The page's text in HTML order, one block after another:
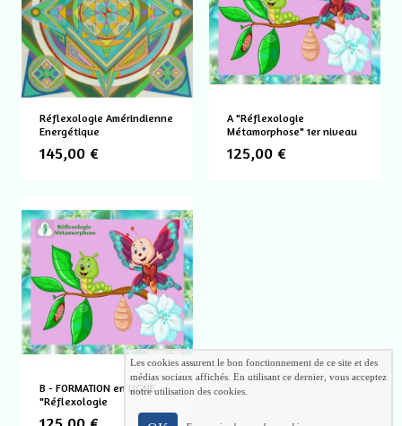
Réflexologie Amérindienne
Energétique
145,00 €
A "Réflexologie
Métamorphose" 1er niveau
125,00 €
B - FORMATION en LIGNE
"Réflexologie
Métamorphose
Les cookies assurent le bon fonctionnement de ce site et des
médias sociaux affichés. En utilisant ce dernier, vous acceptez
notre utilisation des cookies.